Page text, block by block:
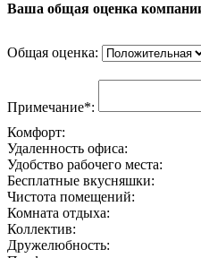
Ваша общая оценка
Общая оценка:
Примечание*:
Комфорт:
Удаленность офиса:
Удобство рабочего места:
Бесплатные вкусняшки:
Чистота помещений:
Комната отдыха:
Коллектив:
Дружелюбность: